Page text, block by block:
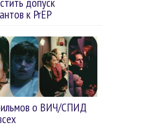
к PrEP
о ВИЧ/СПИД